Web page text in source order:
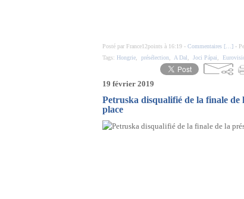
Posté par France12points à 16:19 - Commentaires [ ] -
Tags: Hongrie présélection A Dal Joci Pápai
19 février 2019
Petruska disqualifié de la finale de
place